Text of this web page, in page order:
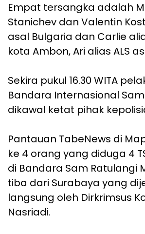
Empat tersangka adalah
Stanichev dan Valentin
asal Bulgaria dan Carlie
kota Ambon, Ari alias ALS
Sekira pukul 16.30 WITA
Bandara Internasional
dikawal ketat pihak
Pantauan TabeNews di
ke 4 orang yang diduga 4
di Bandara Sam Ratulangi
tiba dari Surabaya yang
langsung oleh Dirkrimsus
Nasriadi.